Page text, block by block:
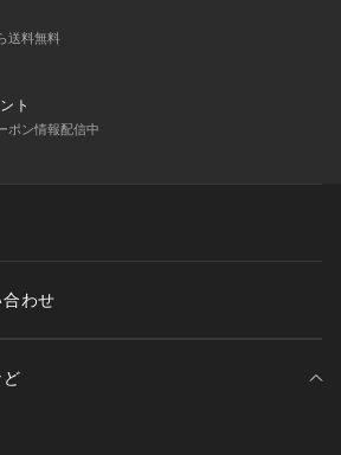
につきましては、お持ち込みいただく店
送料無料
ト
ポン情報配信中
わせ